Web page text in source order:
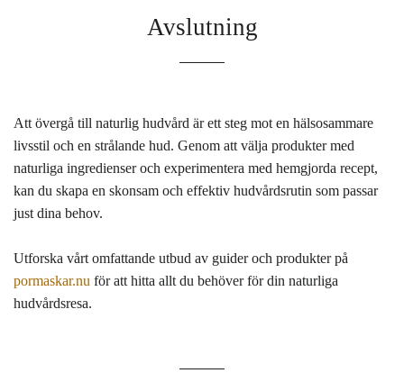
Avslutning
Att övergå till naturlig hudvård är ett steg mot en hälsosammare
livsstil och en strålande hud. Genom att välja produkter med
naturliga ingredienser och experimentera med hemgjorda recept,
kan du skapa en skonsam och effektiv hudvårdsrutin som passar
just dina behov.
Utforska vårt omfattande utbud av guider och produkter på
pormaskar.nu för att hitta allt du behöver för din naturliga
hudvårdsresa.